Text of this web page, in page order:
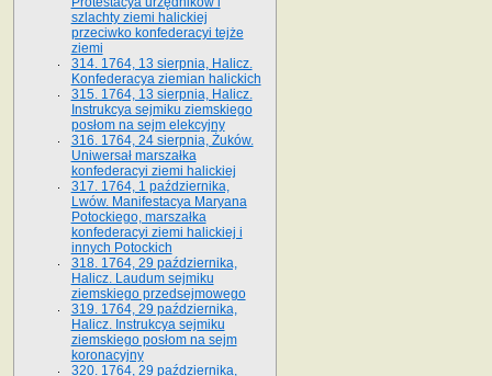
szlachty ziemi halickiej
przeciwko konfederacyi tejże
ziemi
314. 1764, 13 sierpnia, Halicz.
Konfederacya ziemian halickich
315. 1764, 13 sierpnia, Halicz.
Instrukcya sejmiku ziemskiego
posłom na sejm elekcyjny
316. 1764, 24 sierpnia, Żuków.
Uniwersał marszałka
konfederacyi ziemi halickiej
317. 1764, 1 października,
Lwów. Manifestacya Maryana
Potockiego, marszałka
konfederacyi ziemi halickiej i
innych Potockich
318. 1764, 29 października,
Halicz. Laudum sejmiku
ziemskiego przedsejmowego
319. 1764, 29 października,
Halicz. Instrukcya sejmiku
ziemskiego posłom na sejm
koronacyjny
320. 1764, 29 października,